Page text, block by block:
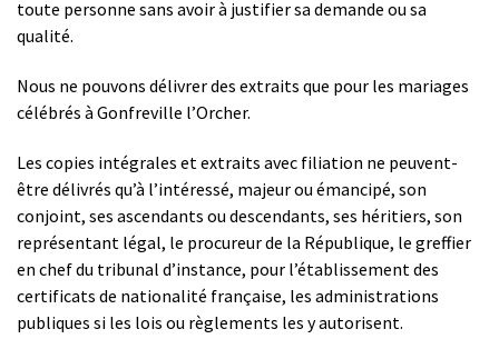
toute personne sans avoir à justifier sa demande ou sa
qualité.
Nous ne pouvons délivrer des extraits que pour les mariages
célébrés à Gonfreville l’Orcher.
Les copies intégrales et extraits avec filiation ne peuvent-
être délivrés qu’à l’intéressé, majeur ou émancipé, son
conjoint, ses ascendants ou descendants, ses héritiers, son
représentant légal, le procureur de la République, le greffier
en chef du tribunal d’instance, pour l’établissement des
certificats de nationalité française, les administrations
publiques si les lois ou règlements les y autorisent.